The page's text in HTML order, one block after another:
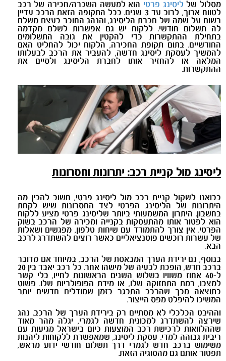
מסלול שלליסינג פרטי הוא למעשה השכרה/חכירה של רכב
לטווח ארוך, לרוב עד 3 שנים. בכל התקופה הזאת הרכב עדיין
רשום על שמה של חברת הליסינג, והנהג החוכר בעצם משלם
לה תשלום חודשי. ללקוח יש גם אפשרות לשלם מקדמה
בתחילת ההתקשרות כדי להקטין את גובה התשלומים
החודשיים. בתום תקופת החכירה, הלקוח יכול להחליט האם
להמשיך לעסקת ליסינג חדשה, להעביר את הרכב לבעלותו
המלאה או להחזיר אותו לחברת הליסינג ולסיים את
ההתקשרות.
ליסינג מול קניית רכב: יתרונות וחסרונות
בבואנו לשקול קניית רכב מול ליסינג פרטי, חשוב להבין מה
היתרונות של הליסינג הפרטי לצד החסרונות שיש לקחת
בחשבון. היתרון המשמעותי ביותר שליסינג פרטי מציע ללקוח
הוא לפטור אותו מהתעסקות בקנייה ומכירה של הרכב בשוק
הפרטי. אין צורך להתמודד עם שיחות טלפון, מפגשים ושאלות
של עשרות רוכשים פוטנציאליים כאשר רוצים להשתדרג לרכב
הבא.
בנוסף, גם ירידת הערך המבאסת של הרכב, במיוחד אם מדובר
ברכב חדש, הופכת לבעיה של מישהו אחר. כל רכב יאבד בין 20
ל-40 אחוז משוויו בשלוש השנים הראשונות לחייו, בלי קשר
למצבו, רמת התחזוקה שלו, או מידת הפופולריות שלו. פשוט
כתוצאה מכך שהרכב התבגר בזמן שמודלים חדשים יותר
המשיכו להיפלט מפס הייצור.
וההיבט הכלכלי לא מסתיים רק בירידת הערך של הרכב. נהג
שירצה להשתדרג למכונית חדשה לגמרי, יגלה מהר מאוד
שההלוואות לרכישת רכב המוצעות כיום בישראל מגיעות עם
ריבית גבוהה למדי. עסקת ליסינג, שמאפשרת ללקוחות ליהנות
משימוש ברכב חדש לגמרי דרך תשלום חודשי ידוע מראש,
תפטור אותם גם מהסוגיה הזאת.